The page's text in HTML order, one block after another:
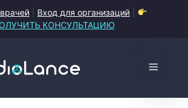
Вход для организаций
КОНСУЛЬТАЦИЮ
Меню